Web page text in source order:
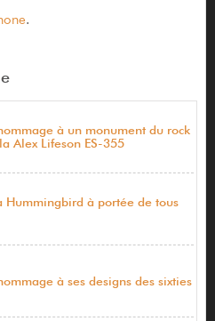
.
à un monument du rock
Alex Lifeson ES-355
Hummingbird à portée de tous
à ses designs des sixties